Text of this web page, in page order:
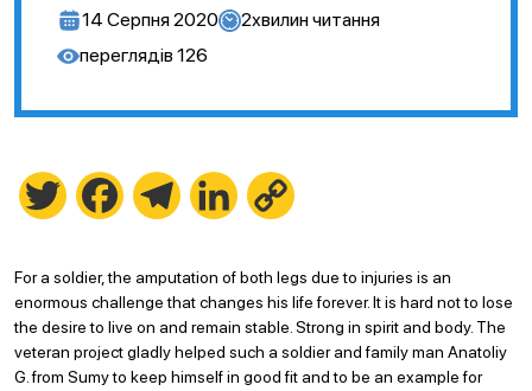
14 Серпня 2020 2хвилин читання
переглядів 126
Twitter FacebookTelegramLinkedIn
For a soldier, the amputation of both legs due to injuries is an
enormous challenge that changes his life forever. It is hard not to lose
the desire to live on and remain stable. Strong in spirit and body. The
veteran project gladly helped such a soldier and family man Anatoliy
G. from Sumy to keep himself in good fit and to be an example for